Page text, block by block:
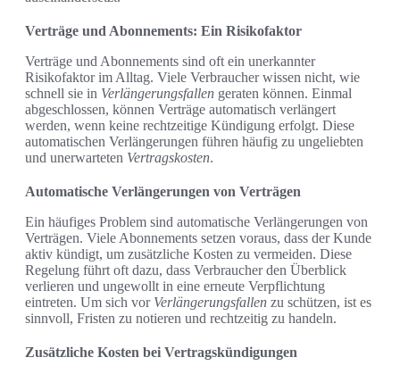
Verträge und Abonnements: Ein Risikofaktor
Verträge und Abonnements sind oft ein unerkannter
Risikofaktor im Alltag. Viele Verbraucher wissen nicht, wie
schnell sie in Verlängerungsfallen geraten können. Einmal
abgeschlossen, können Verträge automatisch verlängert
werden, wenn keine rechtzeitige Kündigung erfolgt. Diese
automatischen Verlängerungen führen häufig zu ungeliebten
und unerwarteten Vertragskosten.
Automatische Verlängerungen von Verträgen
Ein häufiges Problem sind automatische Verlängerungen von
Verträgen. Viele Abonnements setzen voraus, dass der Kunde
aktiv kündigt, um zusätzliche Kosten zu vermeiden. Diese
Regelung führt oft dazu, dass Verbraucher den Überblick
verlieren und ungewollt in eine erneute Verpflichtung
eintreten. Um sich vor Verlängerungsfallen zu schützen, ist es
sinnvoll, Fristen zu notieren und rechtzeitig zu handeln.
Zusätzliche Kosten bei Vertragskündigungen